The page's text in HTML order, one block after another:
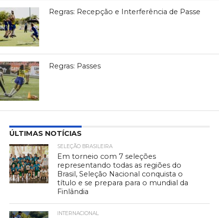
Regras: Recepção e Interferência de Passe
Regras: Passes
ÚLTIMAS NOTÍCIAS
SELEÇÃO BRASILEIRA
Em torneio com 7 seleções
representando todas as regiões do
Brasil, Seleção Nacional conquista o
título e se prepara para o mundial da
Finlândia
INTERNACIONAL